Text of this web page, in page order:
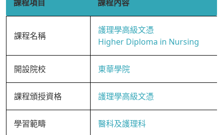
課程項目 課程內容
課程名稱
護理學高級文憑
Higher Diploma in Nursing
開設院校 東華學院
課程頒授資格 護理學高級文憑
學習範疇 醫科及護理科